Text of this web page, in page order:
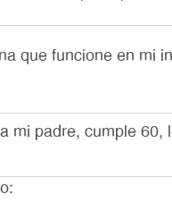
que funcione en mi
mi padre, cumple 60,